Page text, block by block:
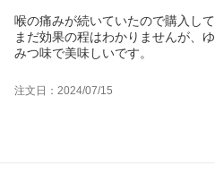
喉の痛みが続いていたので購入して
まだ効果の程はわかりませんが、
みつ味で美味しいです。
注文日：2024/07/15